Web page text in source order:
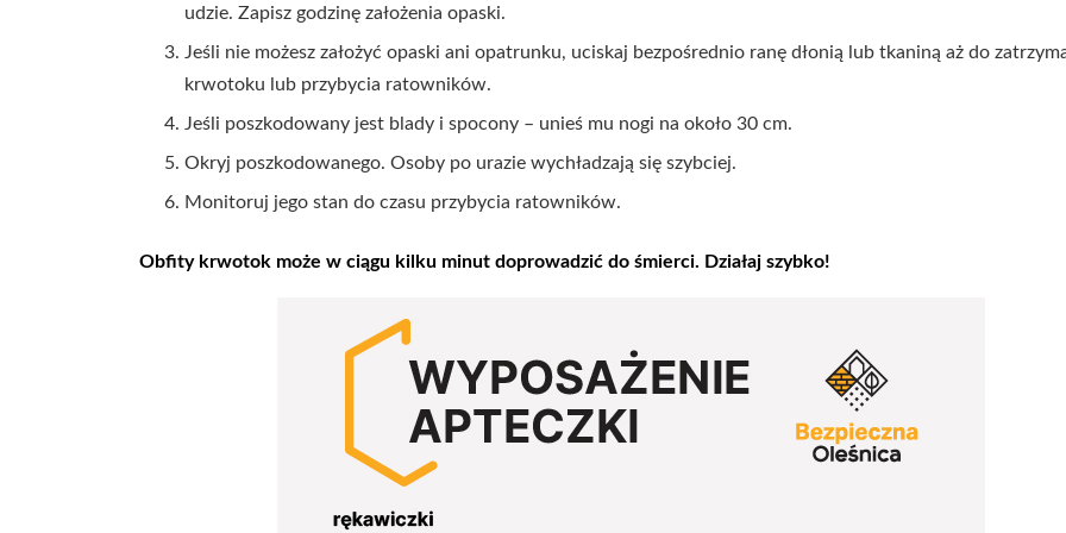
udzie. Zapisz godzinę założenia opaski.
Jeśli nie możesz założyć opaski ani opatrunku, uciskaj bezpośrednio ranę dłonią lub tkaniną aż do
krwotoku lub przybycia ratowników.
Jeśli poszkodowany jest blady i spocony – unieś mu nogi na około 30 cm.
Okryj poszkodowanego. Osoby po urazie wychładzają się szybciej.
Monitoruj jego stan do czasu przybycia ratowników.
Obfity krwotok może w ciągu kilku minut doprowadzić do śmierci. Działaj szybko!